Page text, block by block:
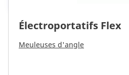
Électroportatifs Flex
Meuleuses d'angle